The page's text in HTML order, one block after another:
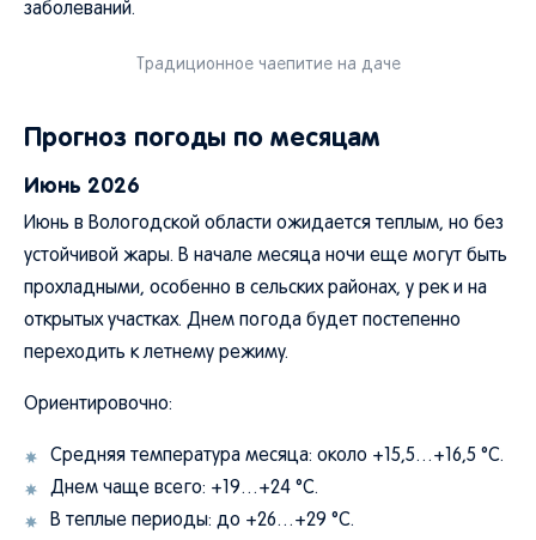
заболеваний.
Традиционное чаепитие на даче
Прогноз погоды по месяцам
Июнь 2026
Июнь в Вологодской области ожидается теплым, но без
устойчивой жары. В начале месяца ночи еще могут быть
прохладными, особенно в сельских районах, у рек и на
открытых участках. Днем погода будет постепенно
переходить к летнему режиму.
Ориентировочно:
Средняя температура месяца: около +15,5…+16,5 °C.
Днем чаще всего: +19…+24 °C.
В теплые периоды: до +26…+29 °C.